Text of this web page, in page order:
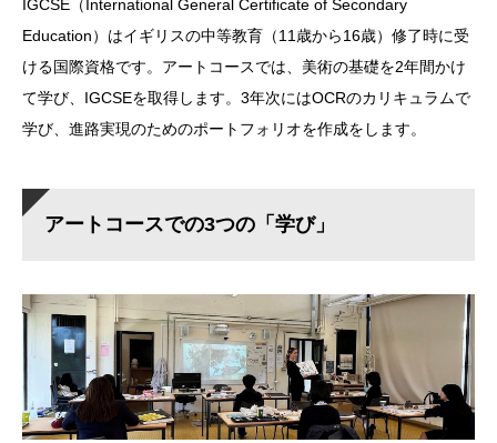
IGCSE（International General Certificate of Secondary
Education）はイギリスの中等教育（11歳から16歳）修了時に受
ける国際資格です。アートコースでは、美術の基礎を2年間かけ
て学び、IGCSEを取得します。3年次にはOCRのカリキュラムで
学び、進路実現のためのポートフォリオを作成をします。
アートコースでの3つの「学び」